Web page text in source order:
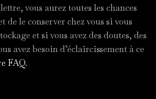
vous aurez toutes les chances
de le conserver chez vous si vous
et si vous avez des doutes, des
avez besoin d’éclaircissement à ce
FAQ.